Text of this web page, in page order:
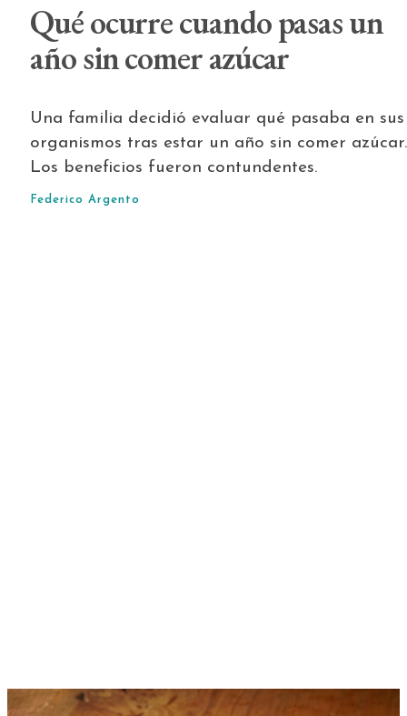
Qué ocurre cuando pasas un
año sin comer azúcar
Una familia decidió evaluar qué pasaba en sus
organismos tras estar un año sin comer azúcar.
Los beneficios fueron contundentes.
Federico Argento